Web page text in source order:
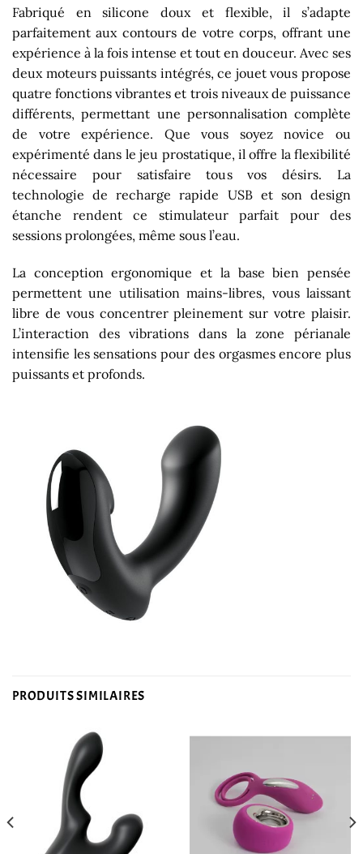
Fabriqué en silicone doux et flexible, il s’adapte
parfaitement aux contours de votre corps, offrant une
expérience à la fois intense et tout en douceur. Avec ses
deux moteurs puissants intégrés, ce jouet vous propose
quatre fonctions vibrantes et trois niveaux de puissance
différents, permettant une personnalisation complète
de votre expérience. Que vous soyez novice ou
expérimenté dans le jeu prostatique, il offre la flexibilité
nécessaire pour satisfaire tous vos désirs. La
technologie de recharge rapide USB et son design
étanche rendent ce stimulateur parfait pour des
sessions prolongées, même sous l’eau.
La conception ergonomique et la base bien pensée
permettent une utilisation mains-libres, vous laissant
libre de vous concentrer pleinement sur votre plaisir.
L’interaction des vibrations dans la zone périanale
intensifie les sensations pour des orgasmes encore plus
puissants et profonds.
PRODUITS SIMILAIRES